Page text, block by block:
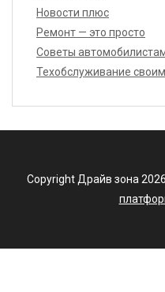
Новости плюс
Ремонт — это просто
Советы
Техобслуживание
Copyright Драйв зона 2026